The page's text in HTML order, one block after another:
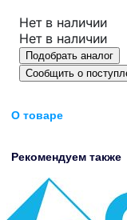
Нет в наличии
Нет в наличии
Подобрать аналог
Сообщить о
О товаре
Рекомендуем также